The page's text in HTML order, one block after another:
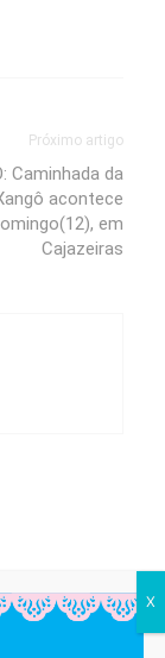
Próximo artigo
Caminhada da
acontece
em
Cajazeiras
X